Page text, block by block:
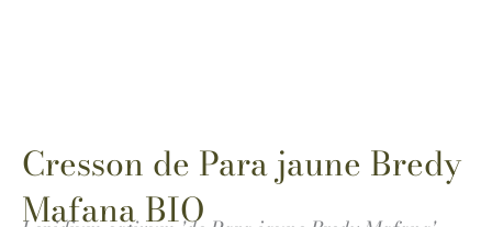
Cresson de Para jaune Bredy
Mafana BIO